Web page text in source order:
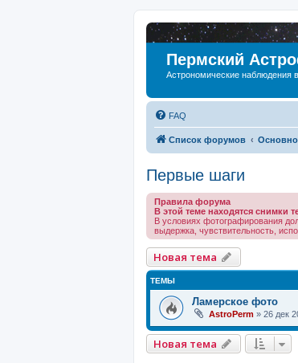
Пермский
Астрономические наблюдения
FAQ
Список форумов
Первые шаги
Правила форума
В этой теме находятся снимки
В условиях фотографирования
выдержка, чувствительность,
Новая тема
ТЕМЫ
Ламерское фото
AstroPerm » 26 дек
Новая тема